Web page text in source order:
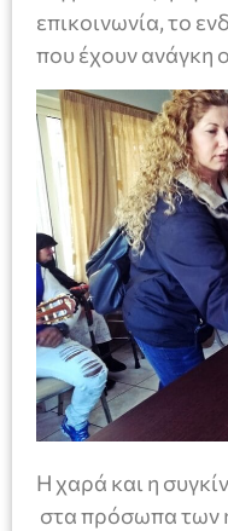
επικοινωνία, το
που έχουν ανάγκη
Η χαρά και η
στα πρόσωπα των